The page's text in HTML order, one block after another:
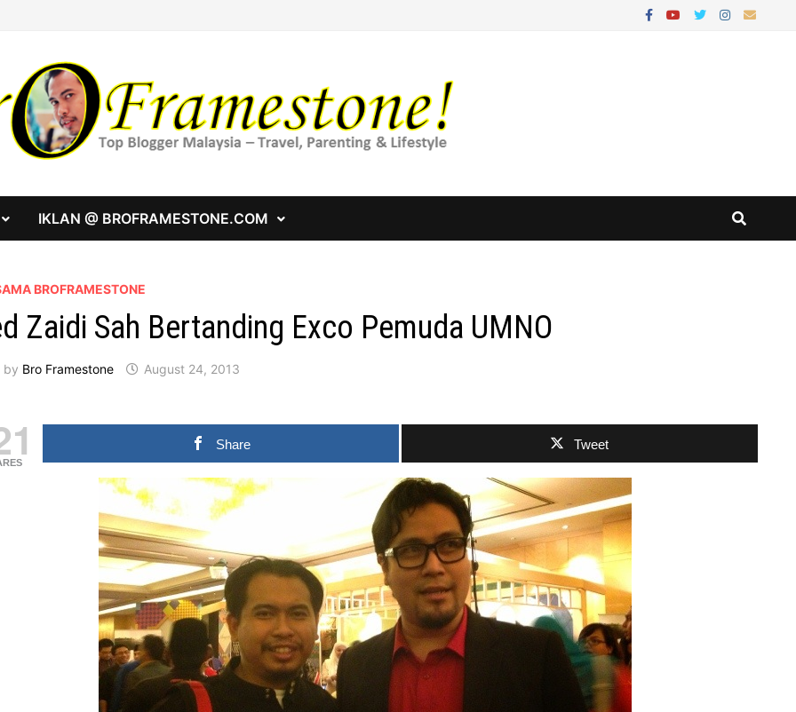
IKLAN @ BROFRAMESTONE.COM
BROFRAMESTONE
Zaidi Sah Bertanding Exco Pemuda UMNO
by Bro Framestone August 24, 2013
Share Tweet